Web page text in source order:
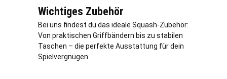
Wichtiges Zubehör
Bei uns findest du das ideale Squash-Zubehör:
Von praktischen Griffbändern bis zu stabilen
Taschen – die perfekte Ausstattung für dein
Spielvergnügen.